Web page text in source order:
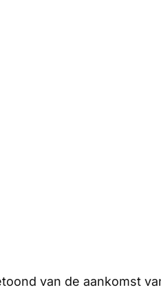
van de aankomst